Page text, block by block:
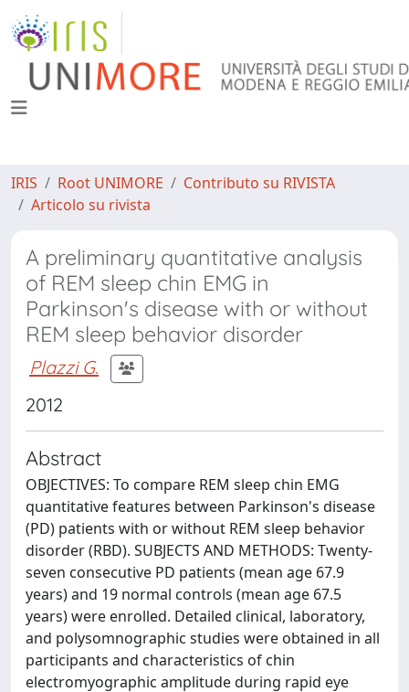
IRIS Root UNIMORE
Contributo su RIVISTA
Articolo su rivista
A preliminary quantitative analysis
of REM sleep chin EMG in
Parkinson's disease with or without
REM sleep behavior disorder
Plazzi G.
2012
Abstract
OBJECTIVES: To compare REM sleep chin EMG
quantitative features between Parkinson's disease
(PD) patients with or without REM sleep behavior
disorder (RBD). SUBJECTS AND METHODS: Twenty-
seven consecutive PD patients (mean age 67.9
years) and 19 normal controls (mean age 67.5
years) were enrolled. Detailed clinical, laboratory,
and polysomnographic studies were obtained in all
participants and characteristics of chin
electromyographic amplitude during rapid eye